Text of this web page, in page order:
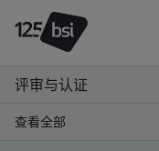
评审与认证
查看全部